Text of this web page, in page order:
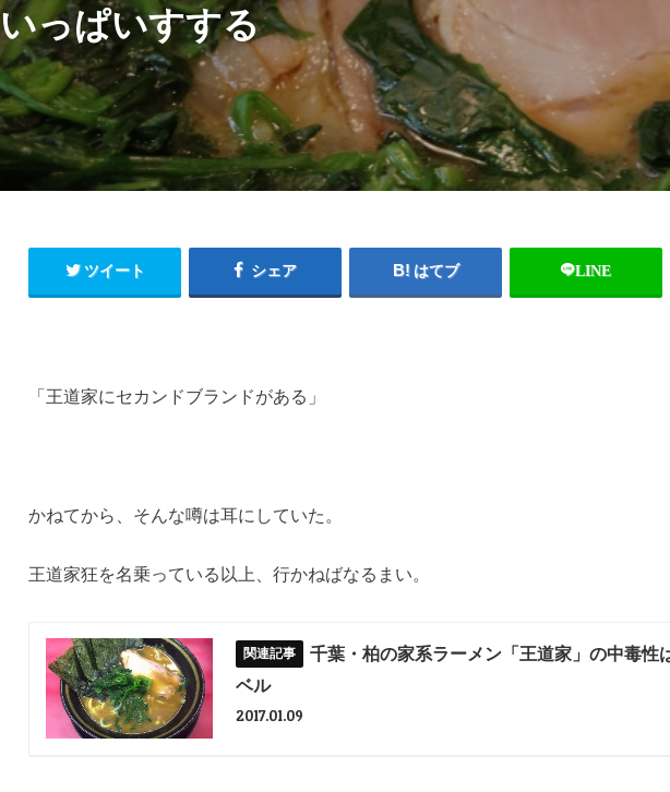
いっぱいすする
ツイート シェア はてブ LINE
「王道家にセカンドブランドがある」
かねてから、そんな噂は耳にしていた。
王道家狂を名乗っている以上、行かねばなるまい。
千葉・柏の家系ラーメン「王道家」の中毒性
ベル
2017.01.09